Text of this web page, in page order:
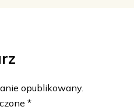
opublikowany.
*